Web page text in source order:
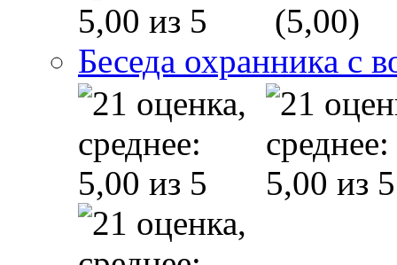
(5,00)
Беседа охранника с